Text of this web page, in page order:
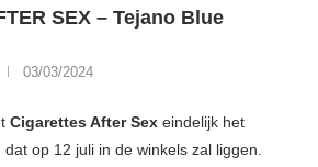
SEX – Tejano Blue
03/03/2024
Cigarettes After Sex eindelijk het
dat op 12 juli in de winkels zal liggen.